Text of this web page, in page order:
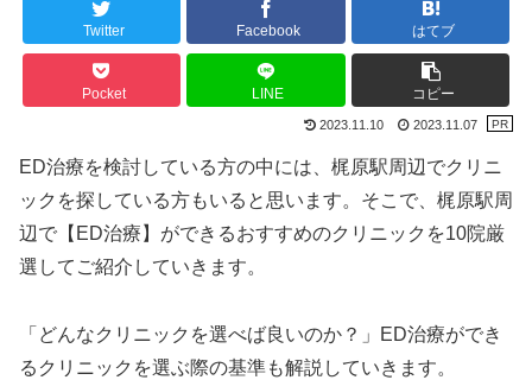
Twitter Facebook はてブ
Pocket LINE コピー
2023.11.10 2023.11.07
ED治療を検討している方の中には、梶原駅周辺でクリニ
ックを探している方もいると思います。そこで、梶原駅周
辺で【ED治療】ができるおすすめのクリニックを10院厳
選してご紹介していきます。
「どんなクリニックを選べば良いのか？」ED治療ができ
るクリニックを選ぶ際の基準も解説していきます。